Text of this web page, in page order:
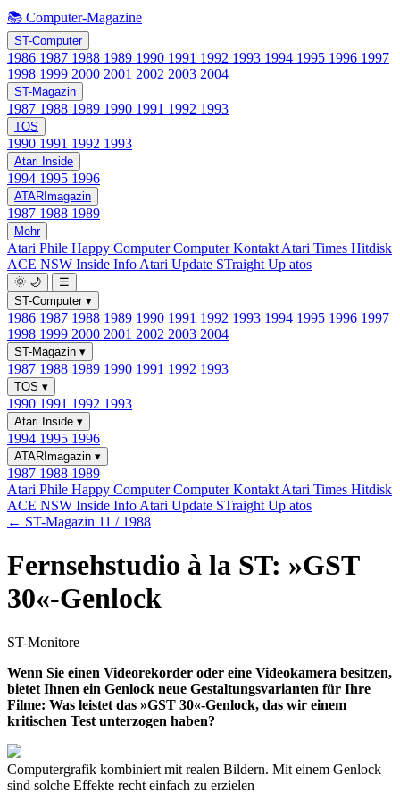
📚 Computer-Magazine
ST-Computer
1986 1987 1988 1989 1990 1991 1992 1993 1994 1995 1996 1997
1998 1999 2000 2001 2002 2003 2004
ST-Magazin
1987 1988 1989 1990 1991 1992 1993
TOS
1990 1991 1992 1993
Atari Inside
1994 1995 1996
ATARImagazin
1987 1988 1989
Mehr
Atari Phile Happy ComputerComputer Kontakt Atari Times Hitdisk
ACE NSW Inside Info Atari Update STraight Up atos
🌞 🌙
☰
ST-Computer ▾
1986 1987 1988 1989 1990 1991 1992 1993 1994 1995 1996 1997
1998 1999 2000 2001 2002 2003 2004
ST-Magazin ▾
1987 1988 1989 1990 1991 1992 1993
TOS ▾
1990 1991 1992 1993
Atari Inside ▾
1994 1995 1996
ATARImagazin ▾
1987 1988 1989
Atari Phile Happy ComputerComputer Kontakt Atari Times Hitdisk
ACE NSW Inside Info Atari Update STraight Up atos
← ST-Magazin 11 / 1988
Fernsehstudio à la ST: »GST
30«-Genlock
ST-Monitore
Wenn Sie einen Videorekorder oder eine Videokamera besitzen,
bietet Ihnen ein Genlock neue Gestaltungsvarianten für Ihre
Filme: Was leistet das »GST 30«-Genlock, das wir einem
kritischen Test unterzogen haben?
Computergrafik kombiniert mit realen Bildern. Mit einem Genlock
sind solche Effekte recht einfach zu erzielen